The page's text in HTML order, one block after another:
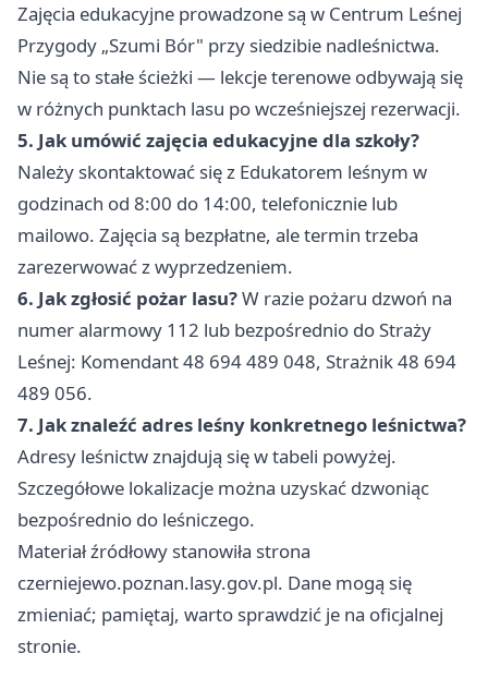
Zajęcia edukacyjne prowadzone są w Centrum Leśnej
Przygody „Szumi Bór" przy siedzibie nadleśnictwa.
Nie są to stałe ścieżki — lekcje terenowe odbywają się
w różnych punktach lasu po wcześniejszej rezerwacji.
5. Jak umówić zajęcia edukacyjne dla szkoły?
Należy skontaktować się z Edukatorem leśnym w
godzinach od 8:00 do 14:00, telefonicznie lub
mailowo. Zajęcia są bezpłatne, ale termin trzeba
zarezerwować z wyprzedzeniem.
6. Jak zgłosić pożar lasu?W razie pożaru dzwoń na
numer alarmowy 112 lub bezpośrednio do Straży
Leśnej: Komendant 48 694 489 048, Strażnik 48 694
489 056.
7. Jak znaleźć adres leśny konkretnego leśnictwa?
Adresy leśnictw znajdują się w tabeli powyżej.
Szczegółowe lokalizacje można uzyskać dzwoniąc
bezpośrednio do leśniczego.
Materiał źródłowy stanowiła strona
czerniejewo.poznan.lasy.gov.pl. Dane mogą się
zmieniać; pamiętaj, warto sprawdzić je na oficjalnej
stronie.